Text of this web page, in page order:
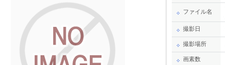
ファイル名
撮影日
撮影場所
画素数